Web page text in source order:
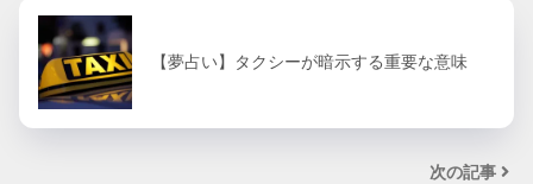
【夢占い】タクシーが暗示する重要な意味
次の記事